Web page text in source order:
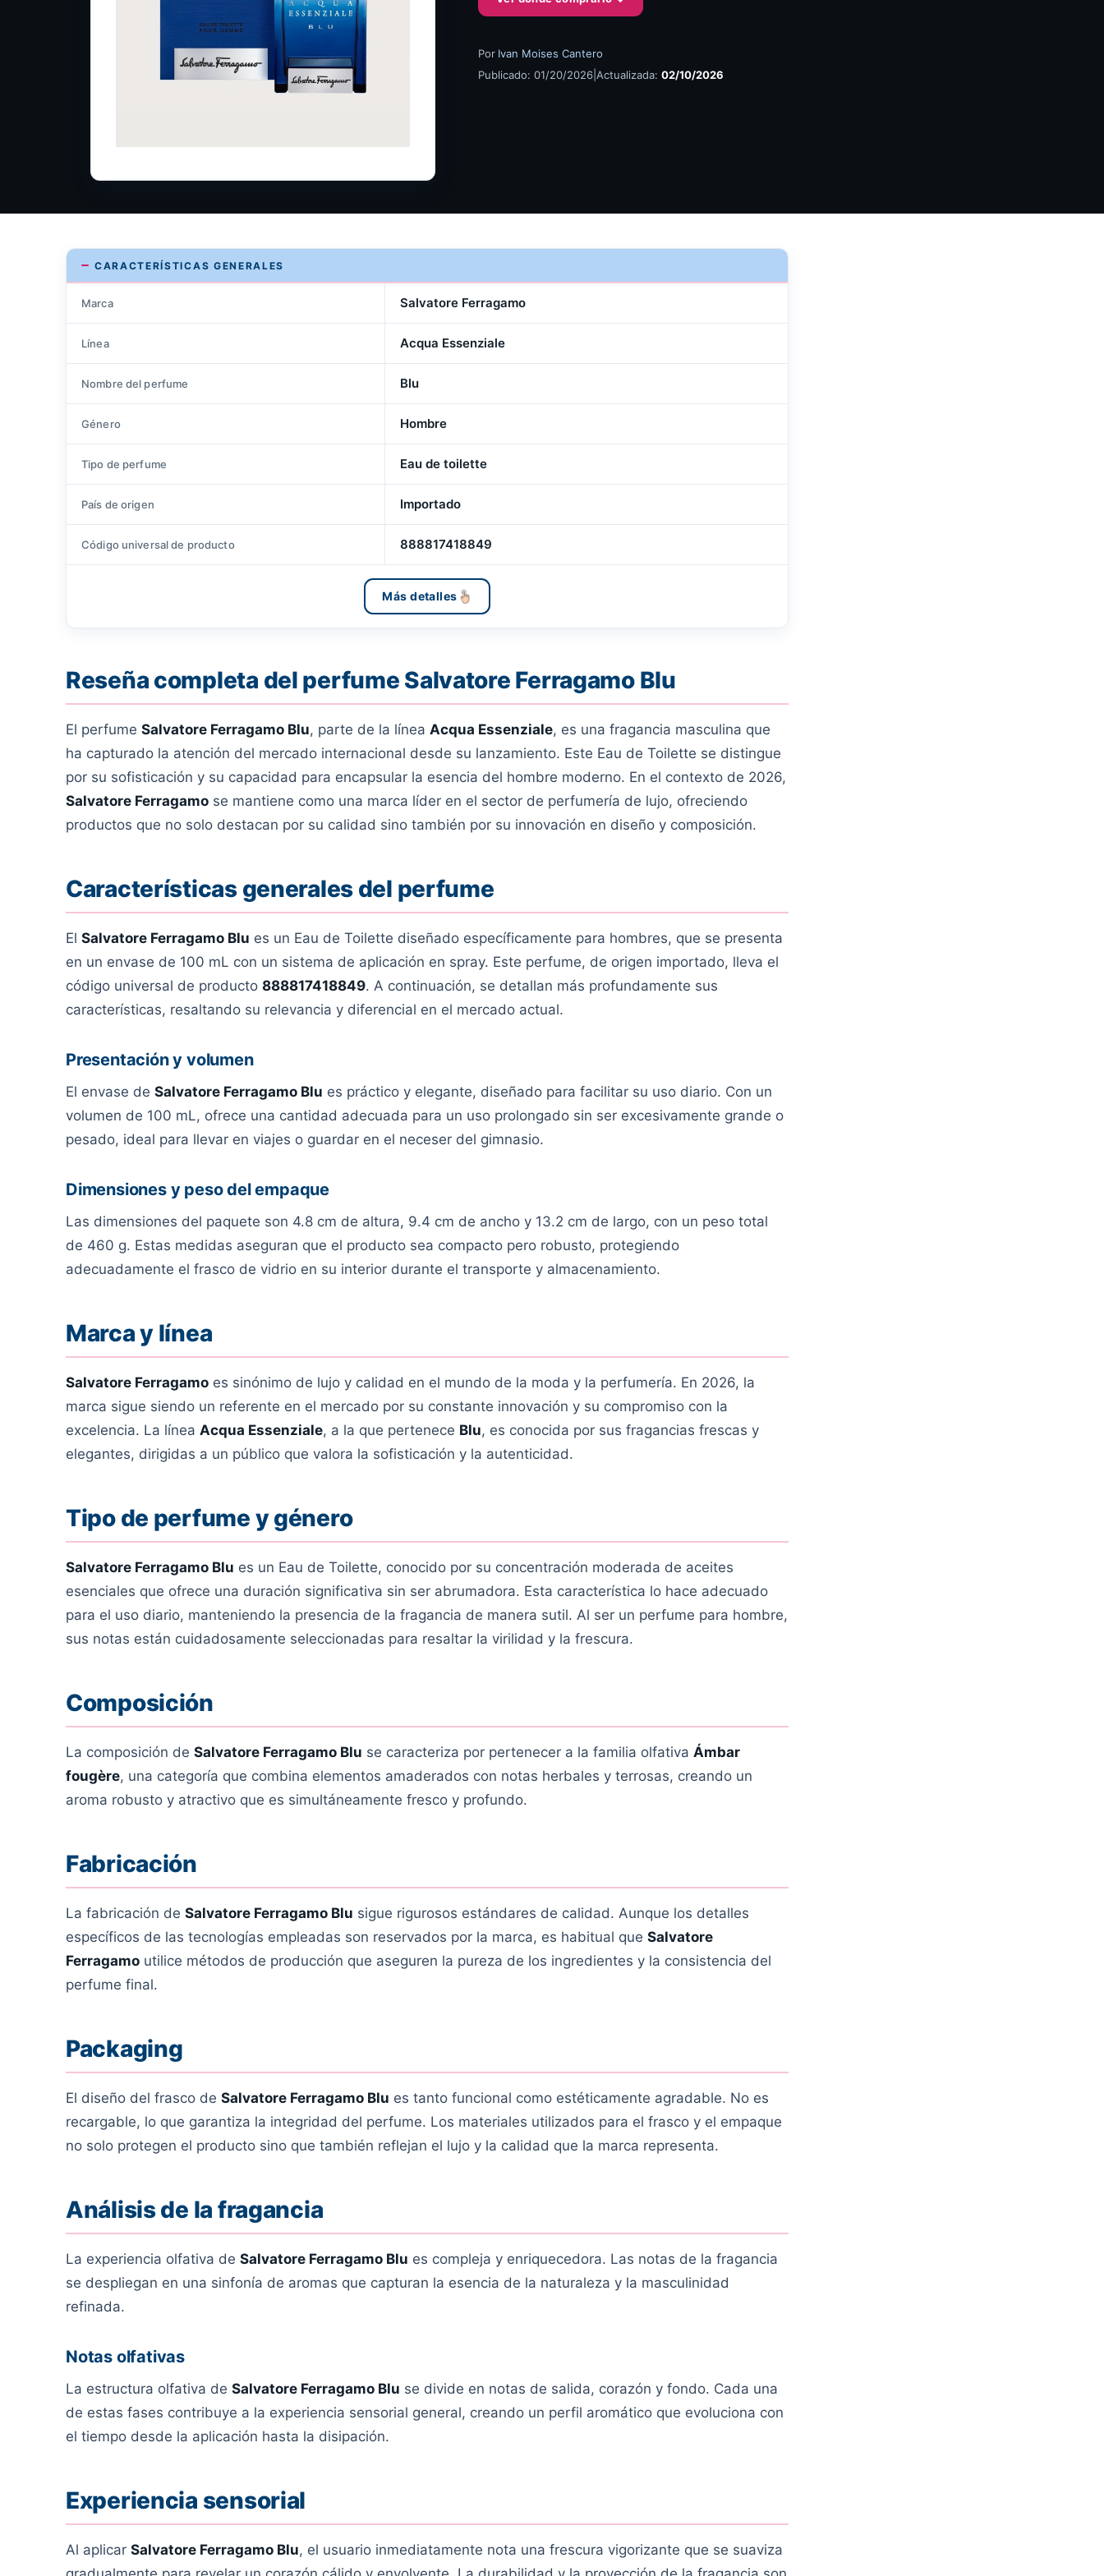
Por Ivan Moises Cantero
Publicado: 01/20/2026 Actualizada: 02/10/2026
CARACTERÍSTICAS GENERALES
Marca Salvatore Ferragamo
Línea Acqua Essenziale
Nombre del perfume Blu
Género Hombre
Tipo de perfume Eau de toilette
País de origen Importado
Código universal de producto 888817418849
Más detalles
Reseña completa del perfume Salvatore Ferragamo Blu
El perfume Salvatore Ferragamo Blu, parte de la línea Acqua Essenziale, es una fragancia masculina que
ha capturado la atención del mercado internacional desde su lanzamiento. Este Eau de Toilette se distingue
por su sofisticación y su capacidad para encapsular la esencia del hombre moderno. En el contexto de 2026,
Salvatore Ferragamo se mantiene como una marca líder en el sector de perfumería de lujo, ofreciendo
productos que no solo destacan por su calidad sino también por su innovación en diseño y composición.
Características generales del perfume
El Salvatore Ferragamo Blu es un Eau de Toilette diseñado específicamente para hombres, que se presenta
en un envase de 100 mL con un sistema de aplicación en spray. Este perfume, de origen importado, lleva el
código universal de producto 888817418849. A continuación, se detallan más profundamente sus
características, resaltando su relevancia y diferencial en el mercado actual.
Presentación y volumen
El envase de Salvatore Ferragamo Blu es práctico y elegante, diseñado para facilitar su uso diario. Con un
volumen de 100 mL, ofrece una cantidad adecuada para un uso prolongado sin ser excesivamente grande o
pesado, ideal para llevar en viajes o guardar en el neceser del gimnasio.
Dimensiones y peso del empaque
Las dimensiones del paquete son 4.8 cm de altura, 9.4 cm de ancho y 13.2 cm de largo, con un peso total
de 460 g. Estas medidas aseguran que el producto sea compacto pero robusto, protegiendo
adecuadamente el frasco de vidrio en su interior durante el transporte y almacenamiento.
Marca y línea
Salvatore Ferragamo es sinónimo de lujo y calidad en el mundo de la moda y la perfumería. En 2026, la
marca sigue siendo un referente en el mercado por su constante innovación y su compromiso con la
excelencia. La línea Acqua Essenziale, a la que pertenece Blu, es conocida por sus fragancias frescas y
elegantes, dirigidas a un público que valora la sofisticación y la autenticidad.
Tipo de perfume y género
Salvatore Ferragamo Blu es un Eau de Toilette, conocido por su concentración moderada de aceites
esenciales que ofrece una duración significativa sin ser abrumadora. Esta característica lo hace adecuado
para el uso diario, manteniendo la presencia de la fragancia de manera sutil. Al ser un perfume para hombre,
sus notas están cuidadosamente seleccionadas para resaltar la virilidad y la frescura.
Composición
La composición de Salvatore Ferragamo Blu se caracteriza por pertenecer a la familia olfativa Ámbar
fougère, una categoría que combina elementos amaderados con notas herbales y terrosas, creando un
aroma robusto y atractivo que es simultáneamente fresco y profundo.
Fabricación
La fabricación de Salvatore Ferragamo Blu sigue rigurosos estándares de calidad. Aunque los detalles
específicos de las tecnologías empleadas son reservados por la marca, es habitual que Salvatore
Ferragamo utilice métodos de producción que aseguren la pureza de los ingredientes y la consistencia del
perfume final.
Packaging
El diseño del frasco de Salvatore Ferragamo Blu es tanto funcional como estéticamente agradable. No es
recargable, lo que garantiza la integridad del perfume. Los materiales utilizados para el frasco y el empaque
no solo protegen el producto sino que también reflejan el lujo y la calidad que la marca representa.
Análisis de la fragancia
La experiencia olfativa de Salvatore Ferragamo Blu es compleja y enriquecedora. Las notas de la fragancia
se despliegan en una sinfonía de aromas que capturan la esencia de la naturaleza y la masculinidad
refinada.
Notas olfativas
La estructura olfativa de Salvatore Ferragamo Blu se divide en notas de salida, corazón y fondo. Cada una
de estas fases contribuye a la experiencia sensorial general, creando un perfil aromático que evoluciona con
el tiempo desde la aplicación hasta la disipación.
Experiencia sensorial
Al aplicar Salvatore Ferragamo Blu, el usuario inmediatamente nota una frescura vigorizante que se suaviza